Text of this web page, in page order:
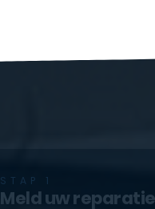
STAP 1
Meld uw